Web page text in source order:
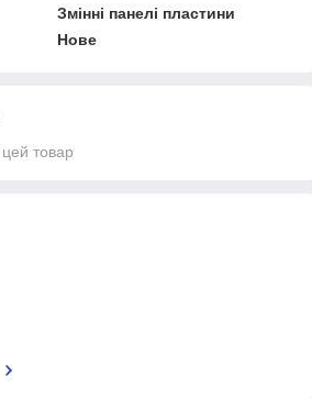
Змінні панелі пластини
Нове
товар